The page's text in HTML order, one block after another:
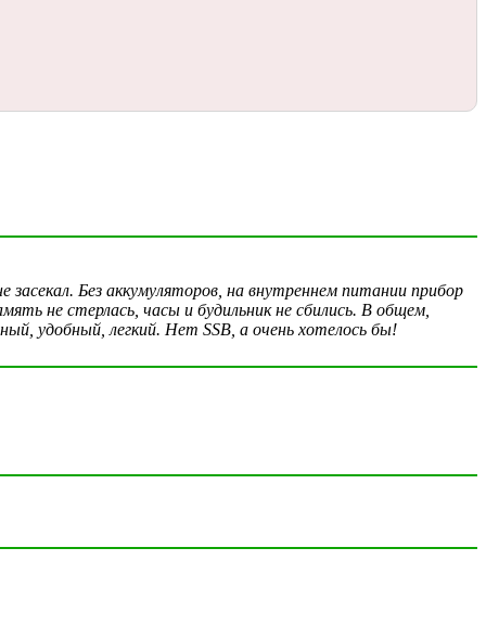
Без аккумуляторов, на внутреннем питании прибор
не стерлась, часы и будильник не сбились. В общем,
удобный, легкий. Нет SSB, а очень хотелось бы!